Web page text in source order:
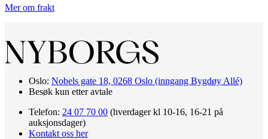
Mer om frakt
Oslo: Nobels gate 18, 0268 Oslo (inngang Bygdøy Allé)
Besøk kun etter avtale
Telefon: 24 07 70 00 (hverdager kl 10-16, 16-21 på
auksjonsdager)
Kontakt oss her